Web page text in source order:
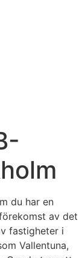
du har en
av det
fastigheter i
Vallentuna,